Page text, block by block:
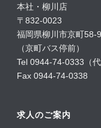
本社・柳川店
〒832-0023
福岡県柳川市京町58-9
（京町バス停前）
Tel 0944-74-0333（代
Fax 0944-74-0338
求人のご案内